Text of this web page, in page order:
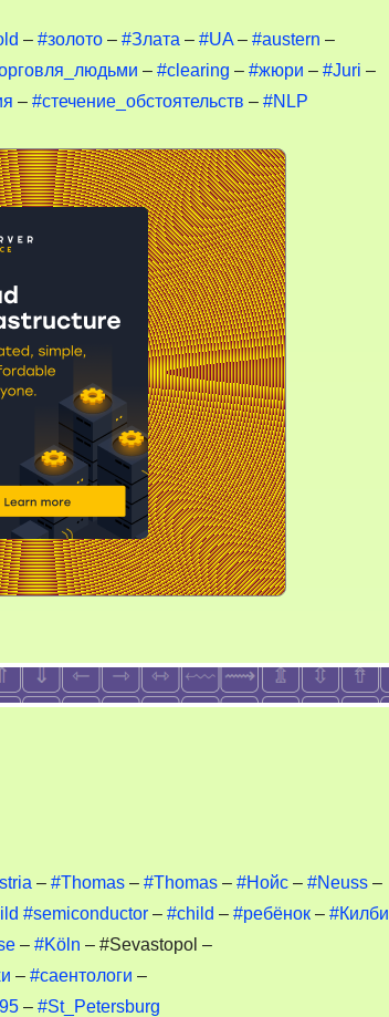
– #золото – #Злата – #UA – #austern –
– #clearing – #жюри – #Juri –
– #стечение_обстоятельств – #NLP
– #Thomas – #Thomas – #Нойс – #Neuss –
#semiconductor – #child – #ребёнок – #Килби
– #Köln – #Sevastopol –
– #саентологи –
– #St_Petersburg